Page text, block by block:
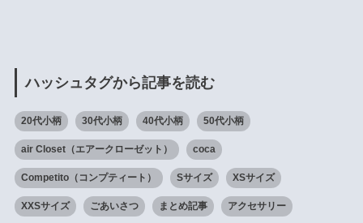
ハッシュタグから記事を読む
20代小柄 30代小柄 40代小柄 50代小柄
air Closet（エアークローゼット） coca
Competito（コンプティート） Sサイズ XSサイズ
XXSサイズ ごあいさつ まとめ記事 アクセサリー